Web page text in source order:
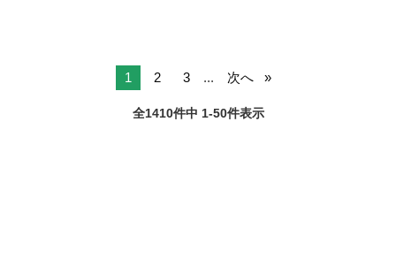
1 2 3 ... 次へ
全1410件中 1-50件表示